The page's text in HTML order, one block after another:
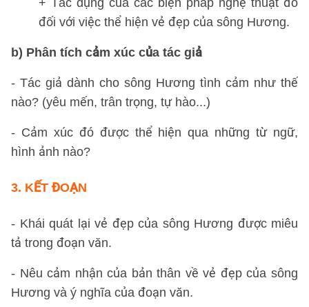
+ Tác dụng của các biện pháp nghệ thuật đó
đối với việc thể hiện vẻ đẹp của sông Hương.
b) Phân tích cảm xúc của tác giả
- Tác giả dành cho sông Hương tình cảm như thế
nào? (yêu mến, trân trọng, tự hào...)
- Cảm xúc đó được thể hiện qua những từ ngữ,
hình ảnh nào?
3. KẾT ĐOẠN
- Khái quát lại vẻ đẹp của sông Hương được miêu
tả trong đoạn văn.
- Nêu cảm nhận của bản thân về vẻ đẹp của sông
Hương và ý nghĩa của đoạn văn.